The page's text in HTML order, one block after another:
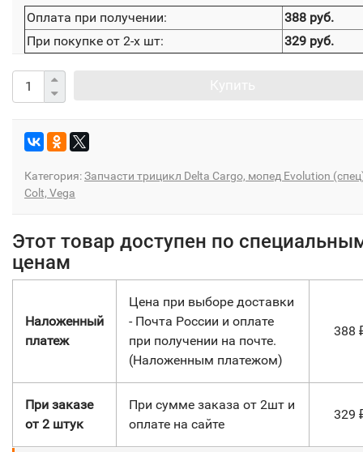
Оплата при получении:
388 руб.
При покупке от 2-х шт:
329 руб.
Категория:Запчасти трицикл Delta Cargo, мопед Evolution
Colt, Vega
Этот товар доступен по
ценам
Наложенный
платеж
Цена при выборе доставки
- Почта России и оплате
при получении на почте.
(Наложенным платежом)
388
При заказе
от 2 штук
При сумме заказа от 2шт и
оплате на сайте
329